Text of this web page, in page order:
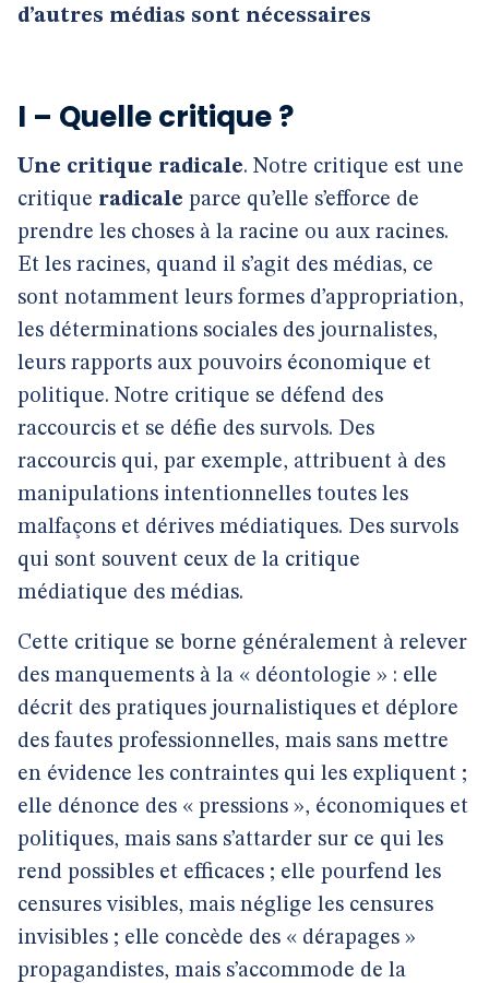
d’autres médias sont nécessaires
I – Quelle critique ?
Une critique radicale. Notre critique est une
critique radicale parce qu’elle s’efforce de
prendre les choses à la racine ou aux racines.
Et les racines, quand il s’agit des médias, ce
sont notamment leurs formes d’appropriation,
les déterminations sociales des journalistes,
leurs rapports aux pouvoirs économique et
politique. Notre critique se défend des
raccourcis et se défie des survols. Des
raccourcis qui, par exemple, attribuent à des
manipulations intentionnelles toutes les
malfaçons et dérives médiatiques. Des survols
qui sont souvent ceux de la critique
médiatique des médias.
Cette critique se borne généralement à relever
des manquements à la « déontologie » : elle
décrit des pratiques journalistiques et déplore
des fautes professionnelles, mais sans mettre
en évidence les contraintes qui les expliquent ;
elle dénonce des « pressions », économiques et
politiques, mais sans s’attarder sur ce qui les
rend possibles et efficaces ; elle pourfend les
censures visibles, mais néglige les censures
invisibles ; elle concède des « dérapages »
propagandistes, mais s’accommode de la